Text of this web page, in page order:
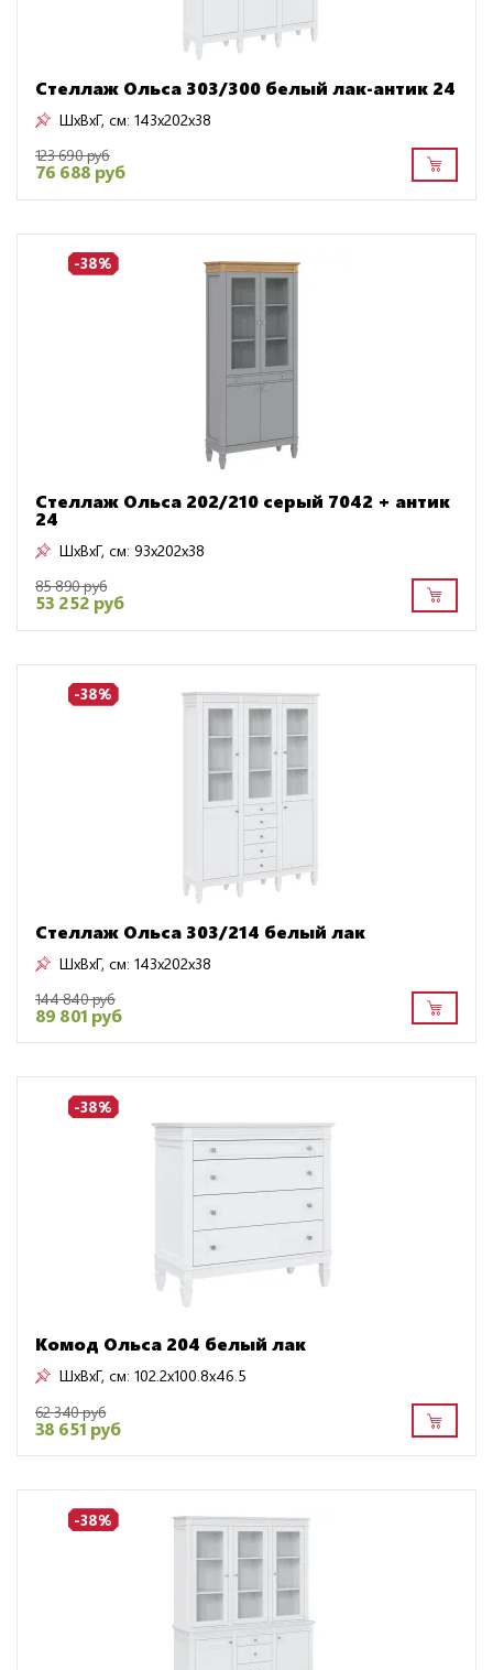
Стеллаж Ольса 303/300 белый лак-антик 24
ШxВxГ, см: 143x202x38
123 690 руб
76 688 руб
-38%
Стеллаж Ольса 202/210 серый 7042 + антик
24
ШxВxГ, см: 93x202x38
85 890 руб
53 252 руб
-38%
Стеллаж Ольса 303/214 белый лак
ШxВxГ, см: 143x202x38
144 840 руб
89 801 руб
-38%
Комод Ольса 204 белый лак
ШxВxГ, см: 102.2x100.8x46.5
62 340 руб
38 651 руб
-38%